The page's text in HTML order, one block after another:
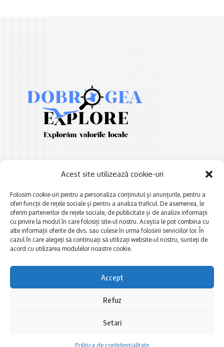
Acest site utilizează cookie-uri
Folosim cookie-uri pentru a personaliza conținutul și anunțurile, pentru a
oferi funcții de rețele sociale și pentru a analiza traficul. De asemenea, le
oferim partenerilor de rețele sociale, de publicitate și de analize informații
cu privire la modul în care folosiți site-ul nostru. Aceștia le pot combina cu
alte informații oferite de dvs. sau culese în urma folosirii serviciilor lor. În
cazul în care alegeți să continuați să utilizați website-ul nostru, sunteți de
acord cu utilizarea modulelor noastre cookie.
Accept
Refuz
Setari
Politica de confidentialitate
E xplorăm Dobrogea,
Explorăm valorile locale:
Deltă, Litoral, cele mai mari
lacuri, cele mai vechi orașe,
biserici și mănăstiri, cele mai
Afaceri și meșteșuguri
Actualitate
Dobrogea PE BUNE
Istorie și civilizaţie
La Drum cu Ada
Politica de confidentialitate